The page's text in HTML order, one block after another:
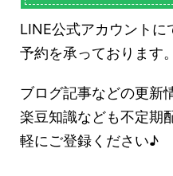
LINE公式アカウントに
予約を承っております。
ブログ記事などの更新
楽豆知識なども不定期
軽にご登録ください♪